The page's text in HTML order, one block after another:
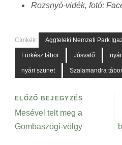
Rozsnyó-vidék, fotó:
Címkék: Aggteleki Nemzeti Park
Fürkész tábor Jósvafő
nyári szünet Szalamandra tábor
ELŐZŐ BEJEGYZÉS
Mesével telt meg a
Gombaszögi-völgy